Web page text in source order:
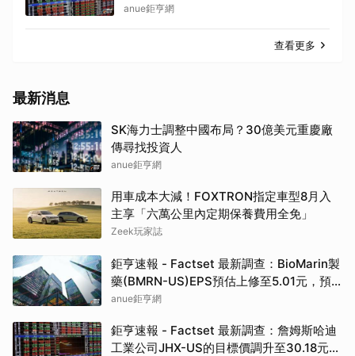
anue鉅亨網
查看更多
最新消息
SK海力士調整中國布局？30億美元重慶廠
傳尋找投資人
anue鉅亨網
用車成本大減！FOXTRON指定車型8月入
主享「六萬公里內定期保養費用全免」
Zeek玩家誌
鉅亨速報 - Factset 最新調查：BioMarin製
藥(BMRN-US)EPS預估上修至5.01元，預
估目標價為86.00元
anue鉅亨網
鉅亨速報 - Factset 最新調查：詹姆斯哈迪
工業公司JHX-US的目標價調升至30.18元，